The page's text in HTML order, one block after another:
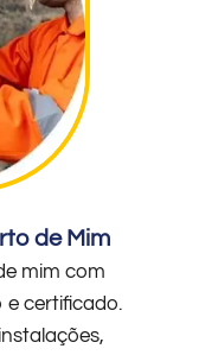
de Mim
mim com
certificado.